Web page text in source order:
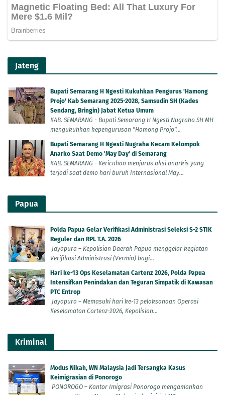
Jateng
Bupati Semarang H Ngesti Kukuhkan Pengurus 'Hamong
Projo' Kab Semarang 2025-2028, Samsudin SH (Kades
Sendang, Bringin) Jabat Ketua Umum
KAB. SEMARANG - Bupati Semarang H Ngesti Nugraha SH MH
mengukuhkan kepengurusan "Hamong Projo"...
Bupati Semarang H Ngesti Nugraha Kecam Kelompok
Anarko Saat Demo 'May Day' di Semarang
KAB. SEMARANG - Kericuhan menjurus aksi anarkis yang
terjadi saat demo hari buruh Internasional May...
Papua
Polda Papua Gelar Verifikasi Administrasi Seleksi S-2 STIK
Reguler dan RPL T.A. 2026
Jayapura – Kepolisian Daerah Papua menggelar kegiatan
Verifikasi Administrasi (Vermin) bagi...
Hari ke-13 Ops Keselamatan Cartenz 2026, Polda Papua
Intensifkan Penindakan dan Teguran Simpatik di Kawasan
PTC Entrop
Jayapura – Memasuki hari ke-13 pelaksanaan Operasi
Keselamatan Cartenz-2026, Kepolisian...
Kriminal
Modus Nikah, WN Malaysia Jadi Tersangka Kasus
Keimigrasian di Ponorogo
PONOROGO – Kantor Imigrasi Ponorogo mengamankan